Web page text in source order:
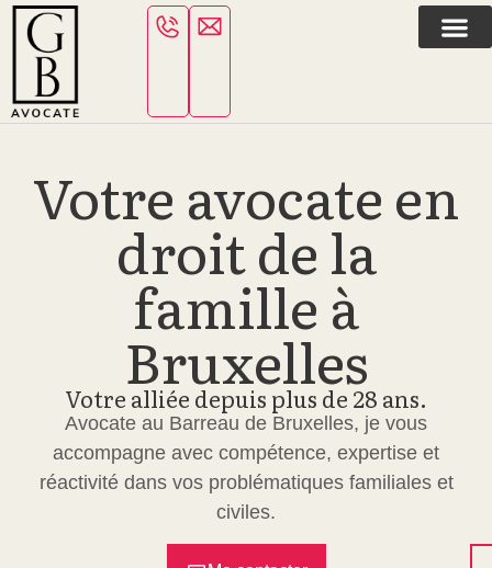
Votre avocate en
droit de la
famille à
Bruxelles
Votre alliée depuis plus de 28 ans.
Avocate au Barreau de Bruxelles, je vous
accompagne avec compétence, expertise et
réactivité dans vos problématiques familiales et
civiles.